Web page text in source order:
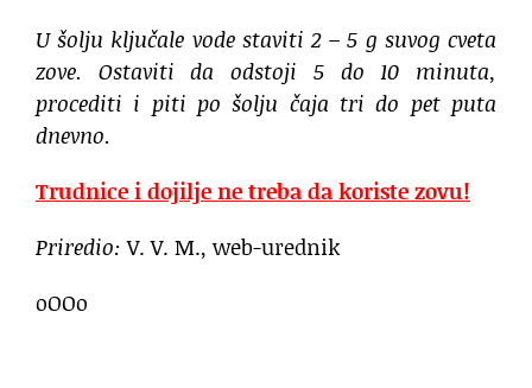
U šolju ključale vode staviti 2 – 5 g suvog cveta
zove. Ostaviti da odstoji 5 do 10 minuta,
procediti i piti po šolju čaja tri do pet puta
dnevno.
Trudnice i dojilje ne treba da koriste zovu!
Priredio:V. V. M., web-urednik
oOOo